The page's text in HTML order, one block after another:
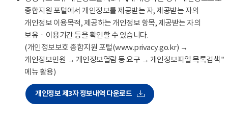
종합지원 포털에서 개인정보를 제공받는 자, 제공받는 자의
개인정보 이용목적, 제공하는 개인정보 항목, 제공받는 자의
보유ㆍ이용기간 등을 확인할 수 있습니다.
(개인정보보호 종합지원 포털(www.privacy.go.kr) →
개인정보민원 → 개인정보열람 등 요구 → 개인정보파일 목록검색 ”
메뉴 활용)
개인정보 제3자 정보내역 다운로드